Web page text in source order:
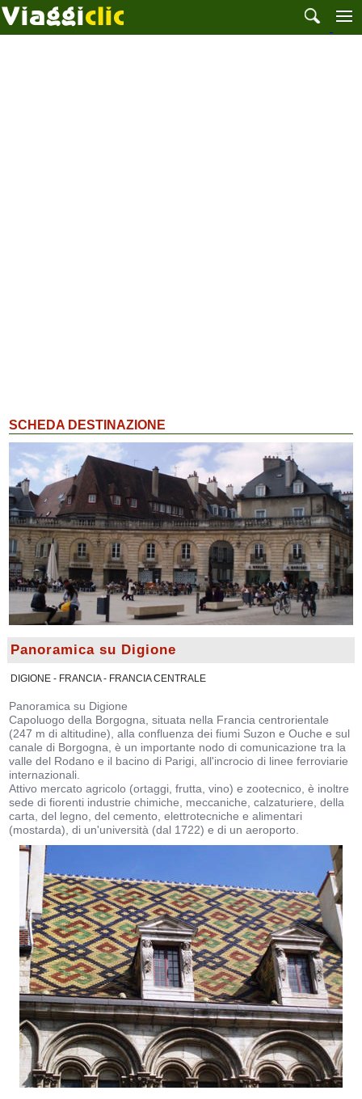
SCHEDA DESTINAZIONE
Panoramica su Digione
DIGIONE - FRANCIA - FRANCIA CENTRALE
Panoramica su Digione
Capoluogo della Borgogna, situata nella Francia centrorientale
(247 m di altitudine), alla confluenza dei fiumi Suzon e Ouche e sul
canale di Borgogna, è un importante nodo di comunicazione tra la
valle del Rodano e il bacino di Parigi, all'incrocio di linee ferroviarie
internazionali.
Attivo mercato agricolo (ortaggi, frutta, vino) e zootecnico, è inoltre
sede di fiorenti industrie chimiche, meccaniche, calzaturiere, della
carta, del legno, del cemento, elettrotecniche e alimentari
(mostarda), di un'università (dal 1722) e di un aeroporto.